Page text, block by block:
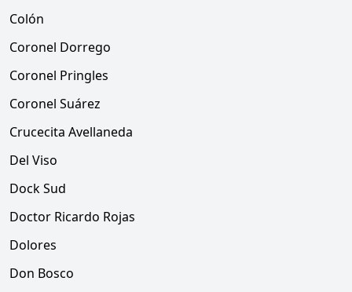
Colón
Coronel Dorrego
Coronel Pringles
Coronel Suárez
Crucecita Avellaneda
Del Viso
Dock Sud
Doctor Ricardo Rojas
Dolores
Don Bosco